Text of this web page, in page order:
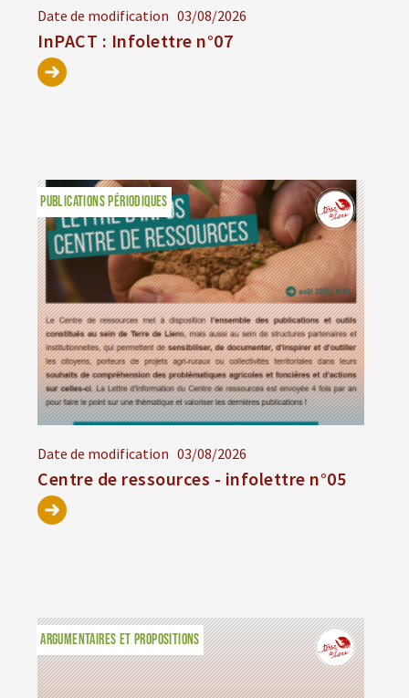
Date de modification 03/08/2026
InPACT : Infolettre n°07
Date de modification 03/08/2026
Centre de ressources - infolettre n°05
PUBLICATIONS PÉRIODIQUES
ARGUMENTAIRES ET PROPOSITIONS